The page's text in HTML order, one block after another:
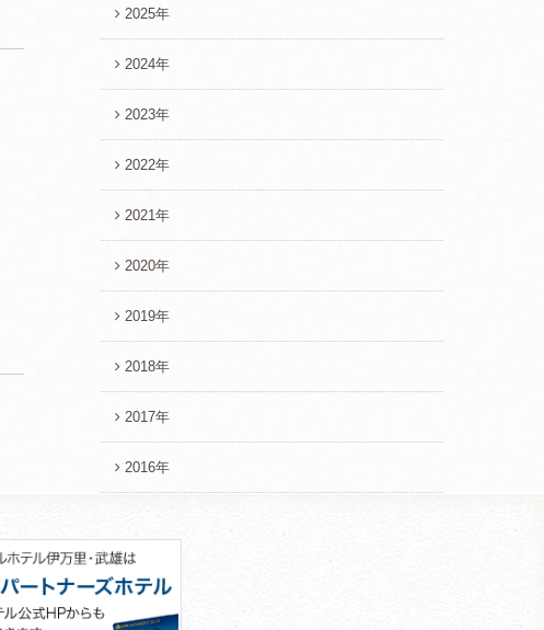
2025年
2024年
2023年
2022年
2021年
2020年
2019年
2018年
2017年
2016年